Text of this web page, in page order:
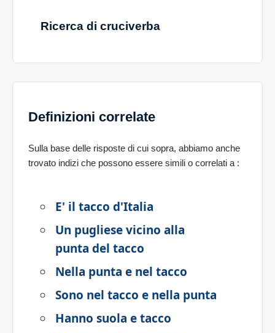
Ricerca di cruciverba
Definizioni correlate
Sulla base delle risposte di cui sopra, abbiamo anche
trovato indizi che possono essere simili o correlati a :
E' il tacco d'Italia
Un pugliese vicino alla
punta del tacco
Nella punta e nel tacco
Sono nel tacco e nella punta
Hanno suola e tacco